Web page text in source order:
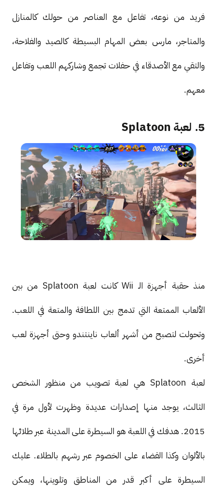
فريد من نوعه، تفاعل مع العناصر من حولك كالمنازل
والمتاجر، مارس بعض المهام البسيطة كالصيد والفلاحة،
والتقي مع الأصدقاء في حفلات تجمع وشاركهم اللعب وتفاعل
معهم.
5. لعبة Splatoon
منذ حقبة أجهزة الـ Wii كانت لعبة Splatoon من بين
الألعاب الممتعة التي تدمج بين اللطافة والمتعة في اللعب.
وتحولت لتصبح من أشهر ألعاب ناينتندو وحتى أجهزة لعب
أخرى.
لعبة Splatoon هي لعبة تصويب من منظور الشخص
الثالث، يوجد منها إصدارات عديدة وظهرت لأول مرة في
2015. هدفك في اللعبة هو السيطرة على المدينة عبر طلائها
بالألوان وكذا القضاء على الخصوم عبر رشهم بالطلاء. عليك
السيطرة على أكبر قدر من المناطق وتلوينها، ويمكن